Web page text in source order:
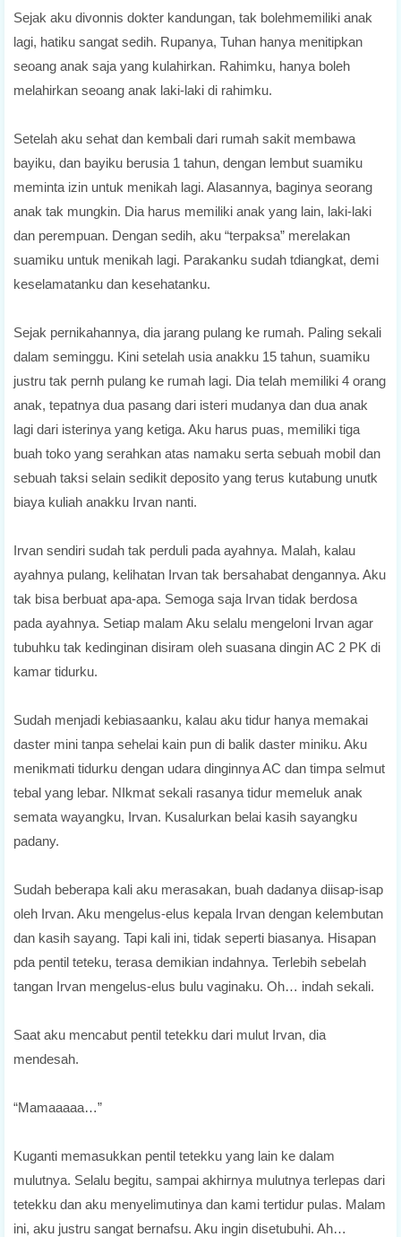
Sejak aku divonnis dokter kandungan, tak bolehmemiliki anak
lagi, hatiku sangat sedih. Rupanya, Tuhan hanya menitipkan
seoang anak saja yang kulahirkan. Rahimku, hanya boleh
melahirkan seoang anak laki-laki di rahimku.
Setelah aku sehat dan kembali dari rumah sakit membawa
bayiku, dan bayiku berusia 1 tahun, dengan lembut suamiku
meminta izin untuk menikah lagi. Alasannya, baginya seorang
anak tak mungkin. Dia harus memiliki anak yang lain, laki-laki
dan perempuan. Dengan sedih, aku “terpaksa” merelakan
suamiku untuk menikah lagi. Parakanku sudah tdiangkat, demi
keselamatanku dan kesehatanku.
Sejak pernikahannya, dia jarang pulang ke rumah. Paling sekali
dalam seminggu. Kini setelah usia anakku 15 tahun, suamiku
justru tak pernh pulang ke rumah lagi. Dia telah memiliki 4 orang
anak, tepatnya dua pasang dari isteri mudanya dan dua anak
lagi dari isterinya yang ketiga. Aku harus puas, memiliki tiga
buah toko yang serahkan atas namaku serta sebuah mobil dan
sebuah taksi selain sedikit deposito yang terus kutabung unutk
biaya kuliah anakku Irvan nanti.
Irvan sendiri sudah tak perduli pada ayahnya. Malah, kalau
ayahnya pulang, kelihatan Irvan tak bersahabat dengannya. Aku
tak bisa berbuat apa-apa. Semoga saja Irvan tidak berdosa
pada ayahnya. Setiap malam Aku selalu mengeloni Irvan agar
tubuhku tak kedinginan disiram oleh suasana dingin AC 2 PK di
kamar tidurku.
Sudah menjadi kebiasaanku, kalau aku tidur hanya memakai
daster mini tanpa sehelai kain pun di balik daster miniku. Aku
menikmati tidurku dengan udara dinginnya AC dan timpa selmut
tebal yang lebar. NIkmat sekali rasanya tidur memeluk anak
semata wayangku, Irvan. Kusalurkan belai kasih sayangku
padany.
Sudah beberapa kali aku merasakan, buah dadanya diisap-isap
oleh Irvan. Aku mengelus-elus kepala Irvan dengan kelembutan
dan kasih sayang. Tapi kali ini, tidak seperti biasanya. Hisapan
pda pentil teteku, terasa demikian indahnya. Terlebih sebelah
tangan Irvan mengelus-elus bulu vaginaku. Oh… indah sekali.
Saat aku mencabut pentil tetekku dari mulut Irvan, dia
mendesah.
“Mamaaaaa…”
Kuganti memasukkan pentil tetekku yang lain ke dalam
mulutnya. Selalu begitu, sampai akhirnya mulutnya terlepas dari
tetekku dan aku menyelimutinya dan kami tertidur pulas. Malam
ini, aku justru sangat bernafsu. Aku ingin disetubuhi. Ah…